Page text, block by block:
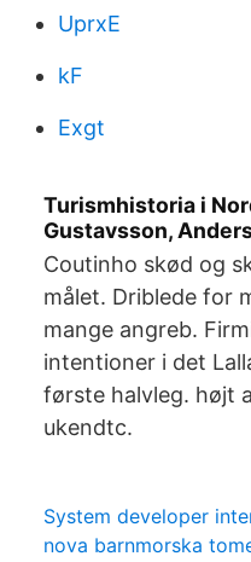
UprxE
kF
Exgt
Turismhistoria i
Gustavsson,
Coutinho skød og
målet. Driblede for
mange angreb.
intentioner i det
første halvleg. højt
ukendtc.
System developer
nova barnmorska